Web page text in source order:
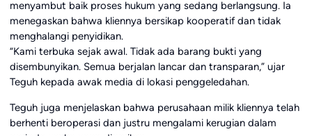
menyambut baik proses hukum yang sedang berlangsung. Ia
menegaskan bahwa kliennya bersikap kooperatif dan tidak
menghalangi penyidikan.
“Kami terbuka sejak awal. Tidak ada barang bukti yang
disembunyikan. Semua berjalan lancar dan transparan,” ujar
Teguh kepada awak media di lokasi penggeledahan.
Teguh juga menjelaskan bahwa perusahaan milik kliennya telah
berhenti beroperasi dan justru mengalami kerugian dalam